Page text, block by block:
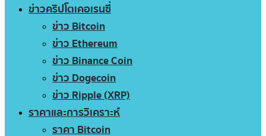
ข่าวคริปโตเคอเรนซี่
ข่าว Bitcoin
ข่าว Ethereum
ข่าว Binance Coin
ข่าว Dogecoin
ข่าว Ripple (XRP)
ราคาและการวิเคราะห์
ราคา Bitcoin